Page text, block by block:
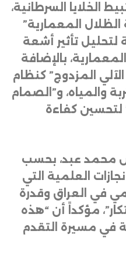
الخلايا السرطانية،
الظلال المعمارية”
لتحليل تأثير أشعة
بالإضافة
المزدوج” كنظام
والمياه، و”الصمام
لتحسين كفاءة
محمد عبد، بحسب
العلمية التي
في العراق وقدرة
مؤكداً أن “هذه
في مسيرة التقدم